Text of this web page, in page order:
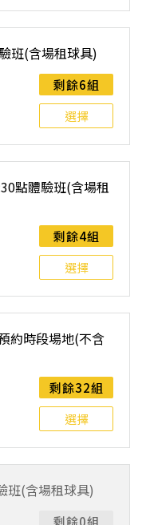
團體運動樂趣！ 如
如期舉行，POA將視
後，如因天候因素
退費，請參閱【報名
意上述規則。
班(含場租球具)
剩餘6組
選擇
團體運動樂趣！ 如
如期舉行，POA將視
後，如因天候因素
退費，請參閱【報名
意上述規則。
點體驗班(含場租
剩餘4組
選擇
團體運動樂趣！ 如
如期舉行，POA將視
後，如因天候因素
退費，請參閱【報名
意上述規則。
約時段場地(不含
剩餘32組
選擇
地點為您安排合適的
班(含場租球具)
剩餘0組